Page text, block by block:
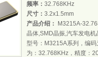
频率： 32.768KHz
尺寸： 3.2x1.5mm
产品介绍：
M3215A-
晶体,SMD晶振,汽车发电
型号：M3215A系列，编
为：32.768KHz，精度：